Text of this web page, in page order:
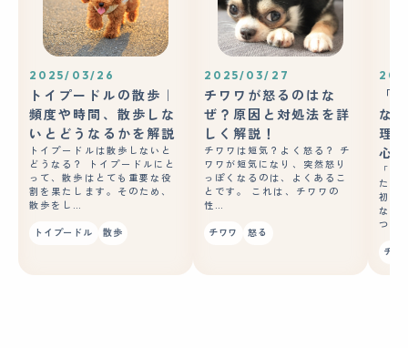
2025/03/26
トイプードルの散歩｜
頻度や時間、散歩しな
いとどうなるかを解説
トイプードルは散歩しないと
どうなる？ トイプードルにと
って、散歩はとても重要な役
割を果たします。そのため、
散歩をし…
トイプードル 散歩
2025/03/27
チワワが怒るのはな
ぜ？原因と対処法を詳
しく解説！
チワワは短気？よく怒る？ チ
ワワが短気になり、突然怒り
っぽくなるのは、よくあるこ
とです。 これは、チワワの
性…
チワワ 怒る
「
な
理
心
「チ
た」
初に
なか
つ紹
チワ